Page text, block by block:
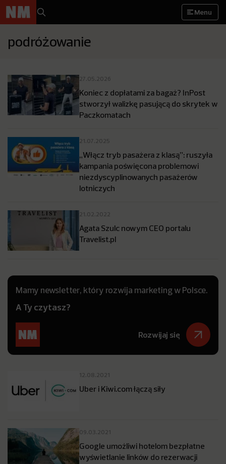
Menu
podróżowanie
27.05.2026
Koniec z dopłatami za bagaż? InPost
stworzył walizkę pasującą do skrytek w
Paczkomatach
21.07.2025
„Włącz tryb pasażera z klasą”: ruszyła
kampania poświęcona problemowi
niezdyscyplinowanych pasażerów
lotniczych
21.02.2022
Agata Szulc nowym CEO portalu
Travelist.pl
Mamy newsletter, który rozwija marketing w Polsce.
A Ty czytasz?
Rozwijaj się
12.08.2021
Uber i Kiwi.com łączą siły
09.03.2021
Google umożliwi hotelom bezpłatne
wyświetlanie linków do rezerwacji